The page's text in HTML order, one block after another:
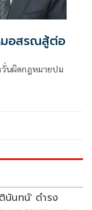
.’ล่มซํ้า กก.วอล์กเอาต์ หมอสรณสู้ต่อ
วั่นผิดกฎหมายปม
นันทน์' ดำรง